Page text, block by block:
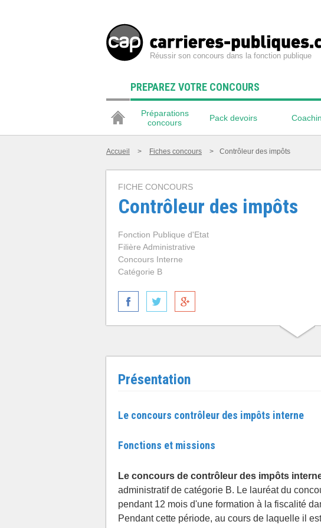
Réussir son concours dans la fonction publique
PREPAREZ VOTRE CONCOURS
Préparations
concours
Pack devoirs
Accueil > Fiches concours > Contrôleur des impôts
FICHE CONCOURS
Contrôleur des impôts
Fonction Publique d'Etat
Filière Administrative
Concours Interne
Catégorie B
Présentation
Le concours contrôleur des impôts interne
Fonctions et missions
Le concours de contrôleur des impôts
administratif de catégorie B. Le lauréat du
pendant 12 mois d'une formation à la fiscalité
Pendant cette période, au cours de laquelle il